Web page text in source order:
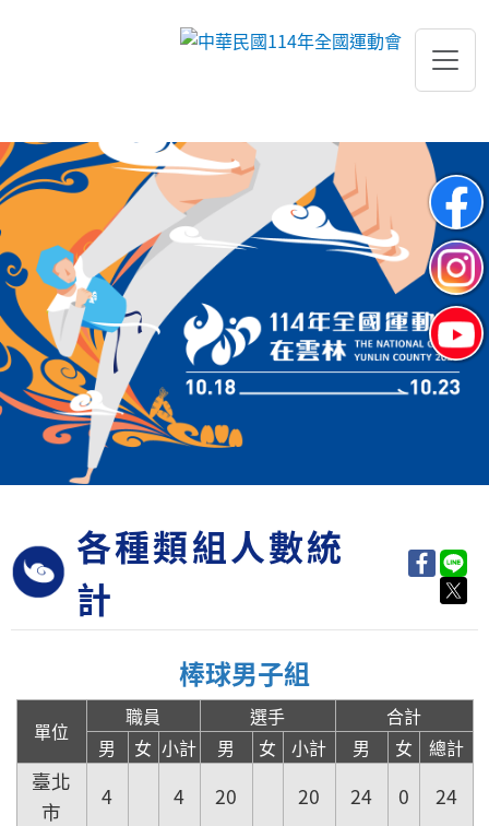
跳到主要內容
各種類組人數統
計
棒球男子組
單位
職員 選手
合計
男
女 小計 男 女 小計 男 女 總計
臺北
市
4 4 20 20 24 0
24